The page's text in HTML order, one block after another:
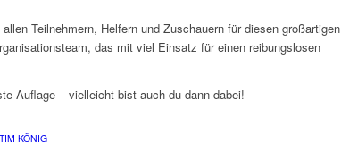
Teilnehmern, Helfern und Zuschauern für diesen großartigen
das mit viel Einsatz für einen reibungslosen
Auflage – vielleicht bist auch du dann dabei!
TIM KÖNIG